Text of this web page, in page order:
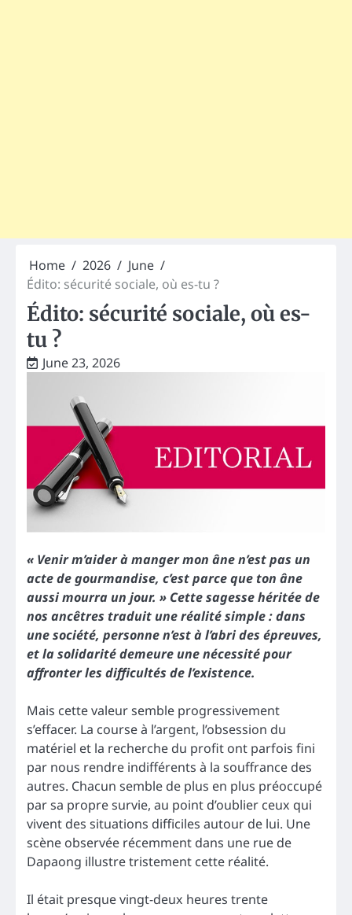
Home 2026
June
Édito: sécurité sociale, où es-tu ?
Édito: sécurité sociale, où es-
tu ?
June 23, 2026
« Venir m’aider à manger mon âne n’est pas un
acte de gourmandise, c’est parce que ton âne
aussi mourra un jour. » Cette sagesse héritée de
nos ancêtres traduit une réalité simple : dans
une société, personne n’est à l’abri des épreuves,
et la solidarité demeure une nécessité pour
affronter les difficultés de l’existence.
Mais cette valeur semble progressivement
s’effacer. La course à l’argent, l’obsession du
matériel et la recherche du profit ont parfois fini
par nous rendre indifférents à la souffrance des
autres. Chacun semble de plus en plus préoccupé
par sa propre survie, au point d’oublier ceux qui
vivent des situations difficiles autour de lui. Une
scène observée récemment dans une rue de
Dapaong illustre tristement cette réalité.
Il était presque vingt-deux heures trente